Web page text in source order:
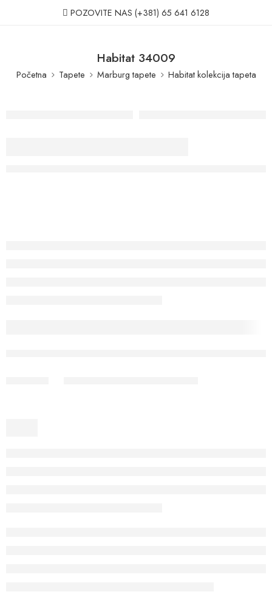
POZOVITE NAS (+381) 65 641 6128
Habitat 34009
Početna Tapete Marburg tapete Habitat kolekcija tapeta